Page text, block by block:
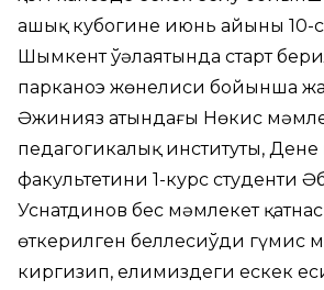
ашық кубогине июнь айының 10-
Шымкент ўәлаятында старт
парканоэ жөнелиси бойынша
Әжинияз атындағы Нөкис
педагогикалық институты,
факультетиниң 1-курс студенти
Уснатдинов бес мәмлекет
өткерилген беллесиўдиң гүмис
киргизип, елимиздеги ескек